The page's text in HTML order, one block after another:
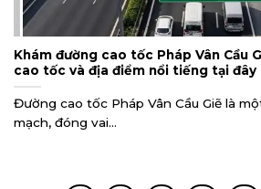
Khám đường cao tốc Pháp Vân Cầu
cao tốc và địa điểm nổi tiếng tại đây
Đường cao tốc Pháp Vân Cầu Giẽ là
mạch, đóng vai...